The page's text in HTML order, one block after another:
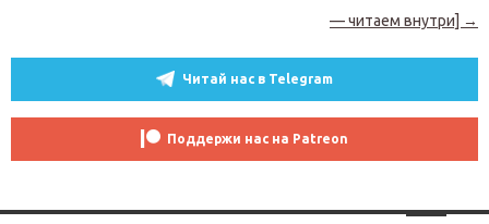
— читаем внутри] →
Читай нас в Telegram
Поддержи нас на Patreon